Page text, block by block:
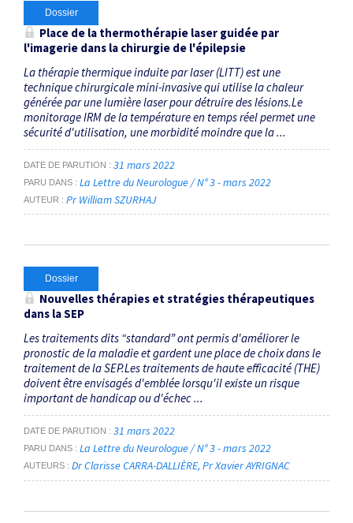
Dossier
Place de la thermothérapie laser guidée par
l'imagerie dans la chirurgie de l'épilepsie
La thérapie thermique induite par laser (LITT) est une
technique chirurgicale mini-invasive qui utilise la chaleur
générée par une lumière laser pour détruire des lésions.Le
monitorage IRM de la température en temps réel permet une
sécurité d'utilisation, une morbidité moindre que la ...
DATE DE PARUTION 31 mars 2022
PARU DANS La Lettre du Neurologue / N° 3 - mars 2022
AUTEUR Pr William SZURHAJ
Dossier
Nouvelles thérapies et stratégies thérapeutiques
dans la SEP
Les traitements dits “standard” ont permis d'améliorer le
pronostic de la maladie et gardent une place de choix dans le
traitement de la SEP.Les traitements de haute efficacité (THE)
doivent être envisagés d'emblée lorsqu'il existe un risque
important de handicap ou d'échec ...
DATE DE PARUTION 31 mars 2022
PARU DANS La Lettre du Neurologue / N° 3 - mars 2022
AUTEURS Dr Clarisse CARRA-DALLIÈRE Pr Xavier AYRIGNAC